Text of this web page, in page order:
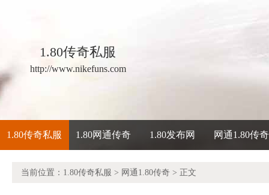
1.80传奇私服
http://www.nikefuns.com
1.80传奇私服 1.80网通传奇 1.80发布网 网通1.80传奇
当前位置： 1.80传奇私服 > 网通1.80传奇 > 正文